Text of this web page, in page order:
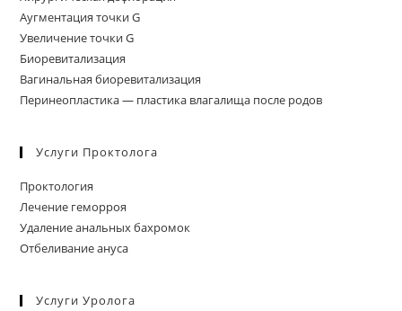
Аугментация точки G
Увеличение точки G
Биоревитализация
Вагинальная биоревитализация
Перинеопластика — пластика влагалища после родов
Услуги Проктолога
Проктология
Лечение геморроя
Удаление анальных бахромок
Отбеливание ануса
Услуги Уролога